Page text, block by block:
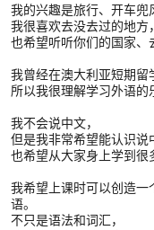
我的兴趣是旅行、开车兜
我很喜欢去没去过的地方
也希望听听你们的国家、
我曾经在澳大利亚短期留
所以我很理解学习外语的
我不会说中文，
但是我非常希望能认识说
也希望从大家身上学到很
我希望上课时可以创造一
语。
不只是语法和词汇，